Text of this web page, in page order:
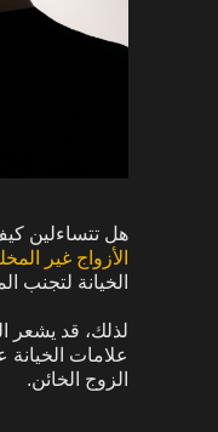
هل تتساءلين
الأزواج غير
الخيانة لتجنب
لذلك، قد يشعر
علامات
الزوج الخائن.